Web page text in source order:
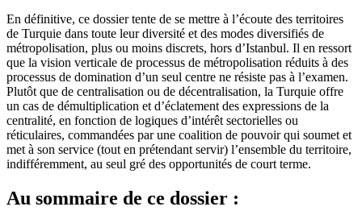
En définitive, ce dossier tente de se mettre à l’écoute des territoires
de Turquie dans toute leur diversité et des modes diversifiés de
métropolisation, plus ou moins discrets, hors d’Istanbul. Il en ressort
que la vision verticale de processus de métropolisation réduits à des
processus de domination d’un seul centre ne résiste pas à l’examen.
Plutôt que de centralisation ou de décentralisation, la Turquie offre
un cas de démultiplication et d’éclatement des expressions de la
centralité, en fonction de logiques d’intérêt sectorielles ou
réticulaires, commandées par une coalition de pouvoir qui soumet et
met à son service (tout en prétendant servir) l’ensemble du territoire,
indifféremment, au seul gré des opportunités de court terme.
Au sommaire de ce dossier :